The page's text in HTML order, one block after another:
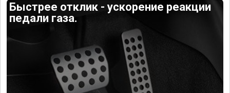
Быстрее отклик - ускорение реакции
педали газа.